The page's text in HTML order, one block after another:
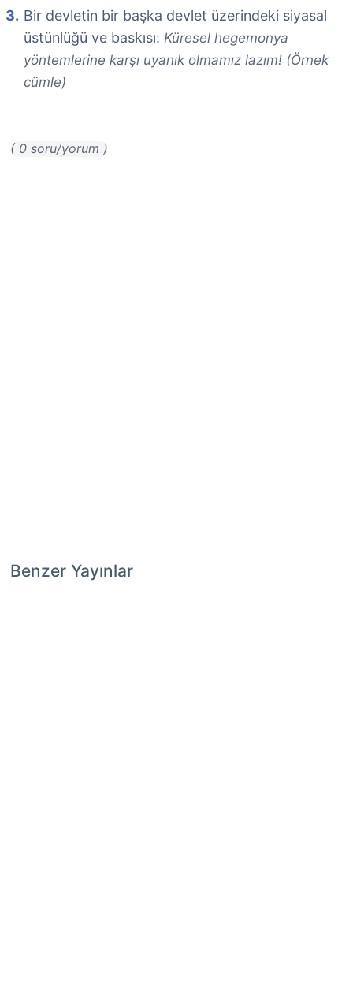
Bir devletin bir başka devlet üzerindeki siyasal
üstünlüğü ve baskısı: Küresel hegemonya
yöntemlerine karşı uyanık olmamız lazım! (Örnek
cümle)
( 0 soru/yorum )
Benzer Yayınlar